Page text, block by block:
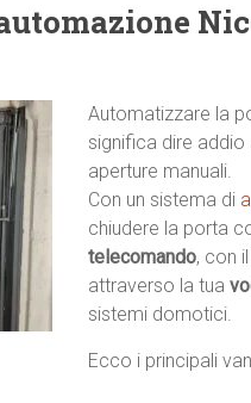
Automatizzare la
significa dire
aperture manuali.
Con un sistema di
chiudere la porta
telecomando, con
attraverso la tua
sistemi domotici.
Ecco i principali